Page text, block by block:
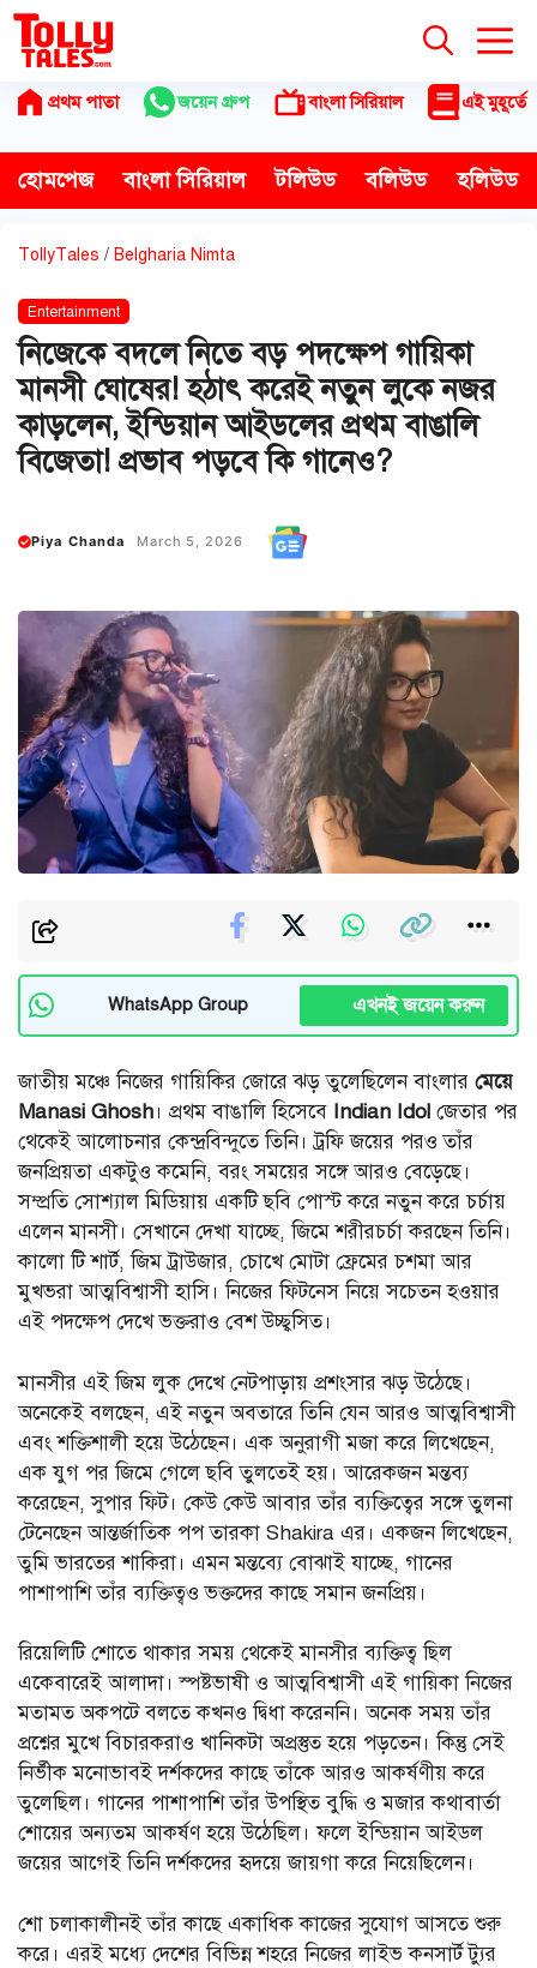
Skip
content
প্রথম পাতা জয়েন গ্রুপ বাংলা সিরিয়াল এই মুহূর্তে
হোমপেজ বাংলা সিরিয়াল টলিউড বলিউড হলিউড
TollyTales / Belgharia Nimta
Entertainment
নিজেকে বদলে নিতে বড় পদক্ষেপ গায়িকা
মানসী ঘোষের! হঠাৎ করেই নতুন লুকে নজর
কাড়লেন, ইন্ডিয়ান আইডলের প্রথম বাঙালি
বিজেতা! প্রভাব পড়বে কি গানেও?
Piya Chanda March 5, 2026
WhatsApp Group এখনই জয়েন করুন
জাতীয় মঞ্চে নিজের গায়িকির জোরে ঝড় তুলেছিলেন বাংলার মেয়ে
Manasi Ghosh। প্রথম বাঙালি হিসেবে Indian Idol জেতার পর
থেকেই আলোচনার কেন্দ্রবিন্দুতে তিনি। ট্রফি জয়ের পরও তাঁর
জনপ্রিয়তা একটুও কমেনি, বরং সময়ের সঙ্গে আরও বেড়েছে।
সম্প্রতি সোশ্যাল মিডিয়ায় একটি ছবি পোস্ট করে নতুন করে চর্চায়
এলেন মানসী। সেখানে দেখা যাচ্ছে, জিমে শরীরচর্চা করছেন তিনি।
কালো টি শার্ট, জিম ট্রাউজার, চোখে মোটা ফ্রেমের চশমা আর
মুখভরা আত্মবিশ্বাসী হাসি। নিজের ফিটনেস নিয়ে সচেতন হওয়ার
এই পদক্ষেপ দেখে ভক্তরাও বেশ উচ্ছ্বসিত।
মানসীর এই জিম লুক দেখে নেটপাড়ায় প্রশংসার ঝড় উঠেছে।
অনেকেই বলছেন, এই নতুন অবতারে তিনি যেন আরও আত্মবিশ্বাসী
এবং শক্তিশালী হয়ে উঠেছেন। এক অনুরাগী মজা করে লিখেছেন,
এক যুগ পর জিমে গেলে ছবি তুলতেই হয়। আরেকজন মন্তব্য
করেছেন, সুপার ফিট। কেউ কেউ আবার তাঁর ব্যক্তিত্বের সঙ্গে তুলনা
টেনেছেন আন্তর্জাতিক পপ তারকা Shakira এর। একজন লিখেছেন,
তুমি ভারতের শাকিরা। এমন মন্তব্যে বোঝাই যাচ্ছে, গানের
পাশাপাশি তাঁর ব্যক্তিত্বও ভক্তদের কাছে সমান জনপ্রিয়।
রিয়েলিটি শোতে থাকার সময় থেকেই মানসীর ব্যক্তিত্ব ছিল
একেবারেই আলাদা। স্পষ্টভাষী ও আত্মবিশ্বাসী এই গায়িকা নিজের
মতামত অকপটে বলতে কখনও দ্বিধা করেননি। অনেক সময় তাঁর
প্রশ্নের মুখে বিচারকরাও খানিকটা অপ্রস্তুত হয়ে পড়তেন। কিন্তু সেই
নির্ভীক মনোভাবই দর্শকদের কাছে তাঁকে আরও আকর্ষণীয় করে
তুলেছিল। গানের পাশাপাশি তাঁর উপস্থিত বুদ্ধি ও মজার কথাবার্তা
শোয়ের অন্যতম আকর্ষণ হয়ে উঠেছিল। ফলে ইন্ডিয়ান আইডল
জয়ের আগেই তিনি দর্শকদের হৃদয়ে জায়গা করে নিয়েছিলেন।
শো চলাকালীনই তাঁর কাছে একাধিক কাজের সুযোগ আসতে শুরু
করে। এরই মধ্যে দেশের বিভিন্ন শহরে নিজের লাইভ কনসার্ট ট্যুর